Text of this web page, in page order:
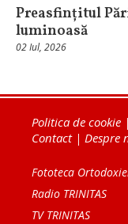
Preasfințitul
luminoasă
02 Iul, 2026
Politica de cookie |
Contact| Despre
Fototeca
Radio TRINITAS
TV TRINITAS